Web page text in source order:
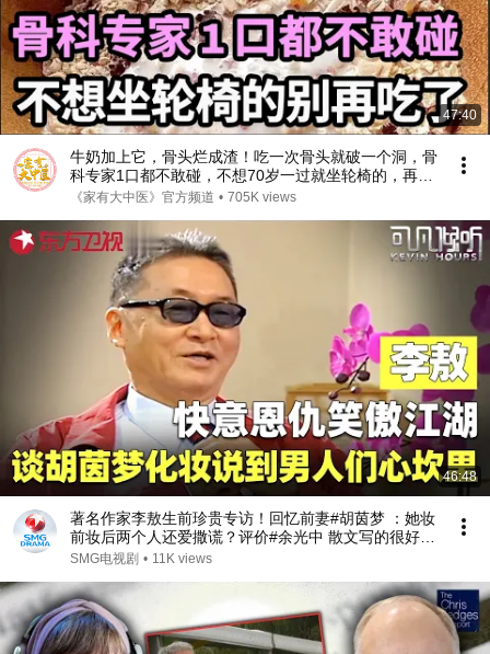
47:40
牛奶加上它，骨头烂成渣！吃一次骨头就破一个洞，骨
科专家1口都不敢碰，不想70岁一过就坐轮椅的，再喜
欢都要忌口！【家庭大医生】
《家有大中医》官方频道 • 705K views
46:48
著名作家李敖生前珍贵专访！回忆前妻#胡茵梦 ：她妆
前妆后两个人还爱撒谎？评价#余光中 散文写的很好，
但品格算不得一流知识分子！#李敖 #可凡倾听 FULL
SMG电视剧 • 11K views